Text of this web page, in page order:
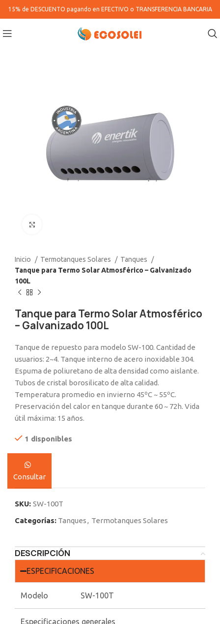
15% de DESCUENTO pagando en EFECTIVO o TRANSFERENCIA BANCARIA
Inicio Termotanques Solares
Tanques
Tanque para Termo Solar Atmosférico – Galvanizado
100L
Tanque para Termo Solar Atmosférico
– Galvanizado 100L
Tanque de repuesto para modelo SW-100. Cantidad de
usuarios: 2~4. Tanque interno de acero inoxidable 304.
Espuma de poliuretano de alta densidad como aislante.
Tubos de cristal borosilicato de alta calidad.
Temperatura promedio en invierno 45ºC ~ 55ºC.
Preservación del calor en tanque durante 60 ~ 72h. Vida
útil máxima: 15 años.
1 disponibles
Consultar
SKU: SW-100T
Categorías: Tanques, Termotanques Solares
DESCRIPCIÓN
ESPECIFICACIONES
Modelo SW-100T
Especificaciones generales